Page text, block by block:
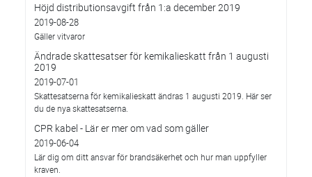
Höjd distributionsavgift från 1:a december 2019
2019-08-28
Gäller vitvaror
Ändrade skattesatser för kemikalieskatt från 1 augusti
2019
2019-07-01
Skattesatserna för kemikalieskatt ändras 1 augusti 2019. Här ser
du de nya skattesatserna.
CPR kabel - Lär er mer om vad som gäller
2019-06-04
Lär dig om ditt ansvar för brandsäkerhet och hur man uppfyller
kraven.